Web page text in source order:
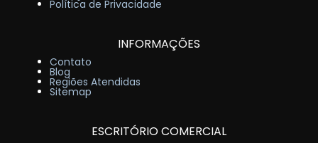
Política de Privacidade
INFORMAÇÕES
Contato
Blog
Regiões Atendidas
Sitemap
ESCRITÓRIO COMERCIAL